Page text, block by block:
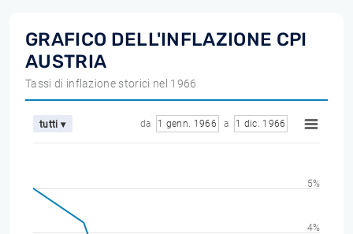
GRAFICO DELL'INFLAZIONE CPI
AUSTRIA
Tassi di inflazione storici nel 1966
tutti ▾ da 1 genn. 1966 a 1 dic. 1966
4%
5%